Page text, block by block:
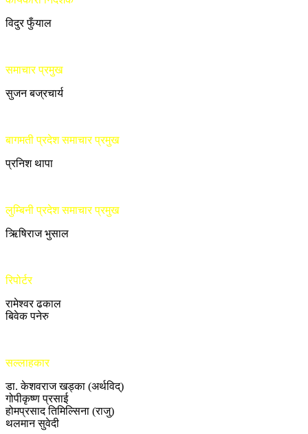
विदुर फुँयाल
समाचार प्रमुख
सुजन बज्रचार्य
बागमती प्रदेश समाचार प्रमुख
प्रनिश थापा
लुम्बिनी प्रदेश समाचार प्रमुख
ऋिषिराज भुसाल
रिपोर्टर
रामेश्वर ढकाल
बिवेक पनेरु
सल्लाहकार
डा. केशवराज खड्का (अर्थविद्)
गोपीकृष्ण प्रसाई
होमप्रसाद तिमिल्सिना (राजु)
थलमान सुवेदी